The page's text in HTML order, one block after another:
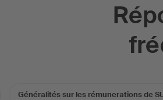
Généralités sur les rémunerations de